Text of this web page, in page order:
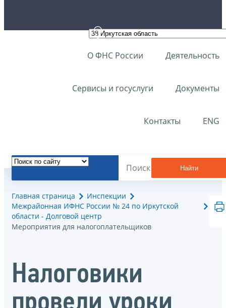
О ФНС России Деятельность
Сервисы и госуслуги Документы
Контакты ENG
Найти
Главная страница
Инспекции
Межрайонная ИФНС России № 24 по Иркутской
области - Долговой центр
Мероприятия для налогоплательщиков
Налоговики